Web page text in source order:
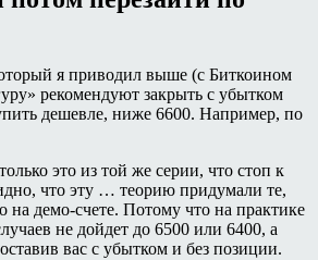
я приводил выше (с Биткоином
рекомендуют закрыть с убытком
дешевле, ниже 6600. Например, по
это из той же серии, что стоп к
что эту … теорию придумали те,
на демо-счете. Потому что на практике
не дойдет до 6500 или 6400, а
вас с убытком и без позиции.